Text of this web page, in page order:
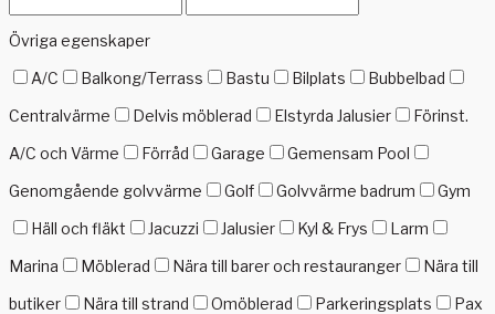
Övriga egenskaper
A/C
Balkong/Terrass Bastu Bilplats
Bubbelbad
Centralvärme
Delvis möblerad Elstyrda Jalusier
Förinst.
A/C och Värme
Förråd Garage
Gemensam Pool
Genomgående golvvärme
Golf Golvvärme badrum
Gym
Häll och fläkt
Jacuzzi Jalusier Kyl & Frys
Larm
Marina
Möblerad Nära till barer och restauranger
Nära till
butiker
Nära till strand Omöblerad Parkeringsplats
Pax